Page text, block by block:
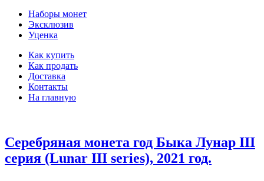
Наборы монет
Эксклюзив
Уценка
Как купить
Как продать
Доставка
Контакты
На главную
Серебряная монета год Быка Лунар III
серия (Lunar III series), 2021 год.